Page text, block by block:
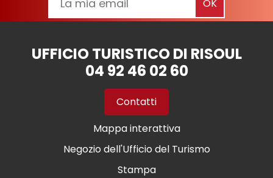
UFFICIO TURISTICO DI RISOUL
04 92 46 02 60
Contatti
Mappa interattiva
Negozio dell'Ufficio del Turismo
Stampa